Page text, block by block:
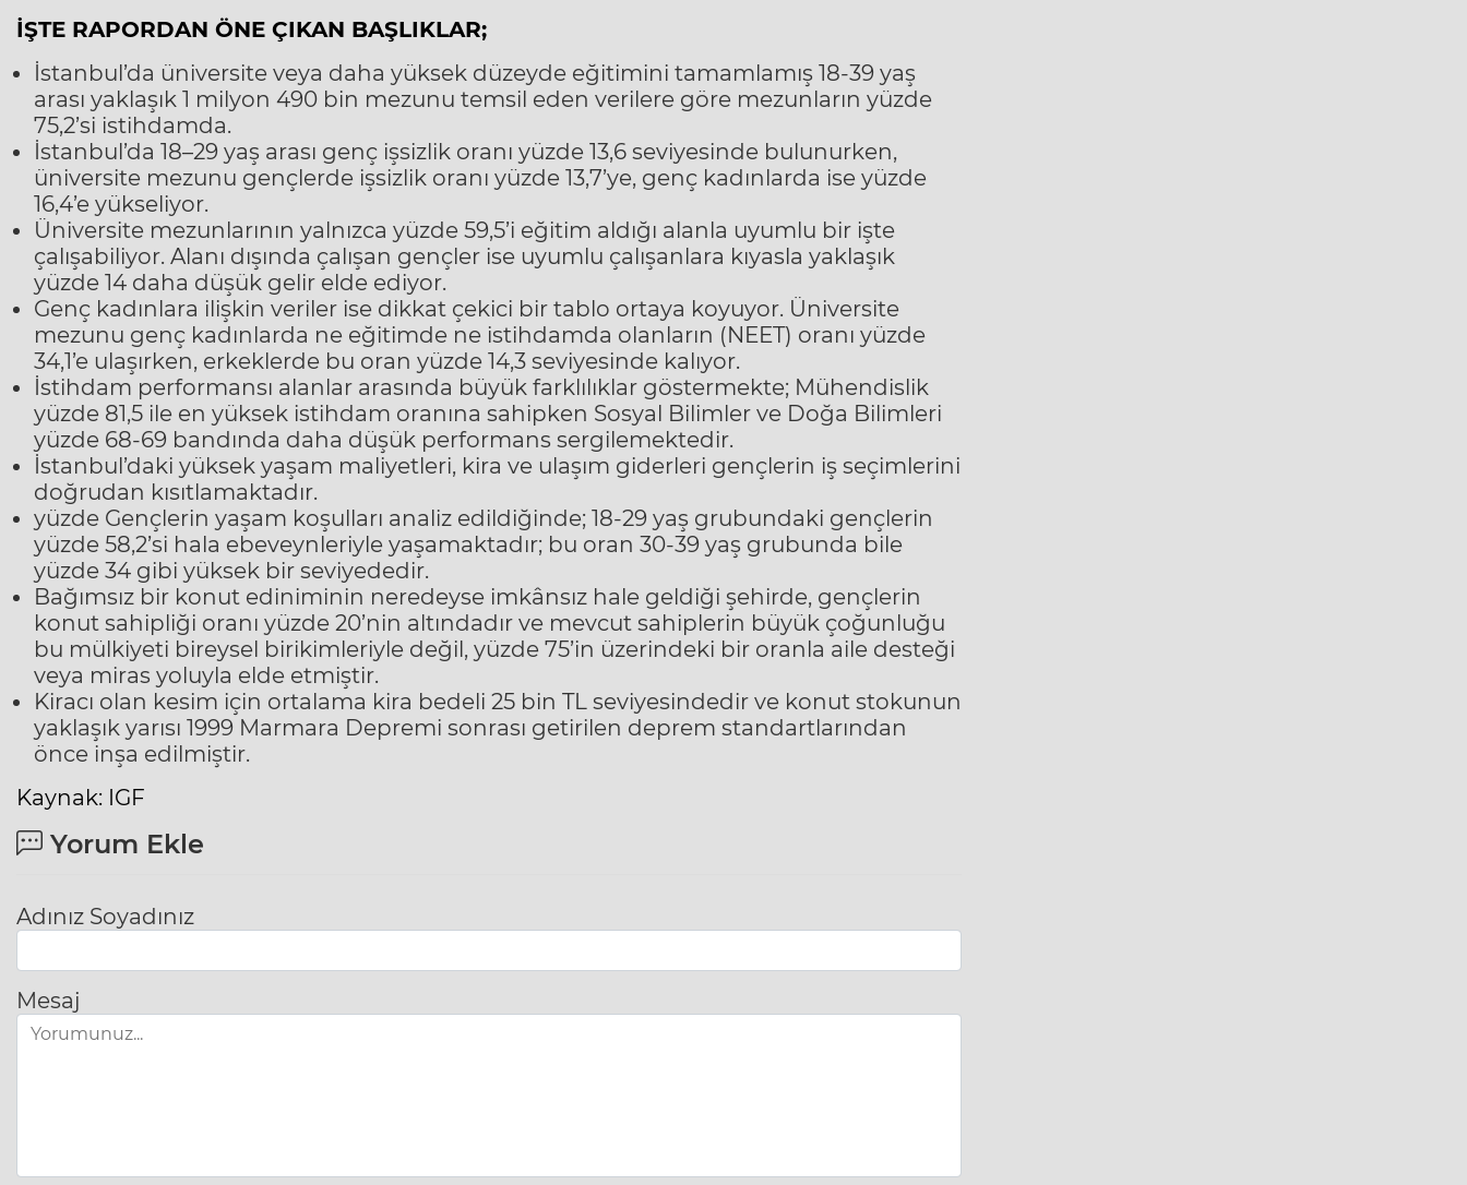
İŞTE RAPORDAN ÖNE ÇIKAN BAŞLIKLAR;
İstanbul’da üniversite veya daha yüksek düzeyde eğitimini tamamlamış 18-39 yaş
arası yaklaşık 1 milyon 490 bin mezunu temsil eden verilere göre mezunların yüzde
75,2’si istihdamda.
İstanbul’da 18–29 yaş arası genç işsizlik oranı yüzde 13,6 seviyesinde bulunurken,
üniversite mezunu gençlerde işsizlik oranı yüzde 13,7’ye, genç kadınlarda ise yüzde
16,4’e yükseliyor.
Üniversite mezunlarının yalnızca yüzde 59,5’i eğitim aldığı alanla uyumlu bir işte
çalışabiliyor. Alanı dışında çalışan gençler ise uyumlu çalışanlara kıyasla yaklaşık
yüzde 14 daha düşük gelir elde ediyor.
Genç kadınlara ilişkin veriler ise dikkat çekici bir tablo ortaya koyuyor. Üniversite
mezunu genç kadınlarda ne eğitimde ne istihdamda olanların (NEET) oranı yüzde
34,1’e ulaşırken, erkeklerde bu oran yüzde 14,3 seviyesinde kalıyor.
İstihdam performansı alanlar arasında büyük farklılıklar göstermekte; Mühendislik
yüzde 81,5 ile en yüksek istihdam oranına sahipken Sosyal Bilimler ve Doğa Bilimleri
yüzde 68-69 bandında daha düşük performans sergilemektedir.
İstanbul’daki yüksek yaşam maliyetleri, kira ve ulaşım giderleri gençlerin iş seçimlerini
doğrudan kısıtlamaktadır.
yüzde Gençlerin yaşam koşulları analiz edildiğinde; 18-29 yaş grubundaki gençlerin
yüzde 58,2’si hala ebeveynleriyle yaşamaktadır; bu oran 30-39 yaş grubunda bile
yüzde 34 gibi yüksek bir seviyededir.
Bağımsız bir konut ediniminin neredeyse imkânsız hale geldiği şehirde, gençlerin
konut sahipliği oranı yüzde 20’nin altındadır ve mevcut sahiplerin büyük çoğunluğu
bu mülkiyeti bireysel birikimleriyle değil, yüzde 75’in üzerindeki bir oranla aile desteği
veya miras yoluyla elde etmiştir.
Kiracı olan kesim için ortalama kira bedeli 25 bin TL seviyesindedir ve konut stokunun
yaklaşık yarısı 1999 Marmara Depremi sonrası getirilen deprem standartlarından
önce inşa edilmiştir.
Kaynak: IGF
Yorum Ekle
Adınız Soyadınız
Mesaj